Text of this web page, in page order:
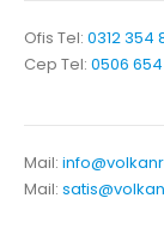
Ofis Tel: 0312 354
Cep Tel: 0506
Mail:
Mail: